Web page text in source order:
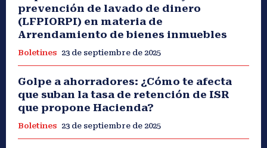
prevención de lavado de dinero
(LFPIORPI) en materia de
Arrendamiento de bienes inmuebles
Boletines 23 de septiembre de 2025
Golpe a ahorradores: ¿Cómo te afecta
que suban la tasa de retención de ISR
que propone Hacienda?
Boletines 23 de septiembre de 2025